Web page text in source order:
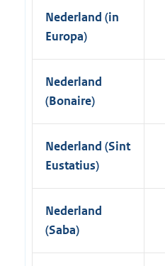
Nederland (in
Europa)
Nederland
(Bonaire)
Nederland (Sint
Eustatius)
Nederland
(Saba)